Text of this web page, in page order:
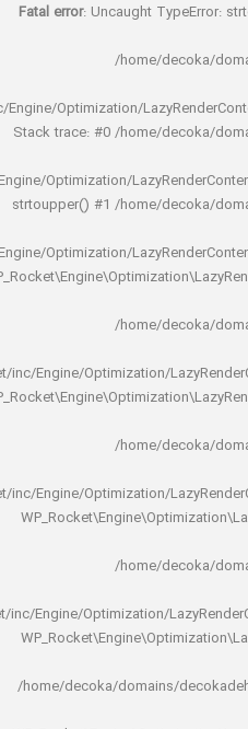
Fatal error : Uncaught
/home/
rocket/inc/Engine/Optimization/
Stack trace: #0 /home/
rocket/inc/Engine/Optimization/
strtoupper() #1 /home/
rocket/inc/Engine/Optimization/
/home/
rocket/inc/Engine/Optimization/
/home/
rocket/inc/Engine/Optimization/
/home/
rocket/inc/Engine/Optimization/
/home/decoka/